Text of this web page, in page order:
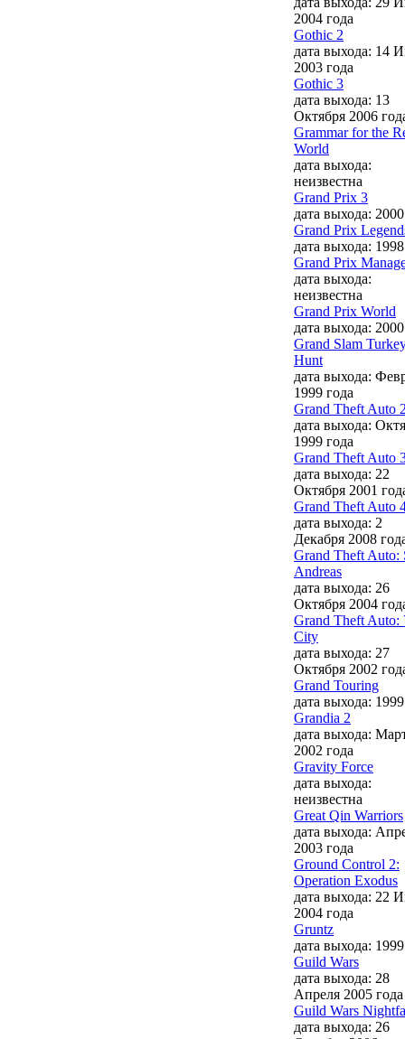
2004 года
Gothic 2
дата выхода: 14
2003 года
Gothic 3
дата выхода: 13
Октября 2006
Grammar for the
World
дата выхода:
неизвестна
Grand Prix 3
дата выхода:
Grand Prix
дата выхода:
Grand Prix
дата выхода:
неизвестна
Grand Prix World
дата выхода:
Grand Slam
Hunt
дата выхода:
1999 года
Grand Theft Auto
дата выхода:
1999 года
Grand Theft Auto
дата выхода: 22
Октября 2001
Grand Theft Auto
дата выхода: 2
Декабря 2008
Grand Theft Auto:
Andreas
дата выхода: 26
Октября 2004
Grand Theft Auto:
City
дата выхода: 27
Октября 2002
Grand Touring
дата выхода:
Grandia 2
дата выхода:
2002 года
Gravity Force
дата выхода:
неизвестна
Great Qin Warriors
дата выхода:
2003 года
Ground Control 2:
Operation Exodus
дата выхода: 22
2004 года
Gruntz
дата выхода:
Guild Wars
дата выхода: 28
Апреля 2005 года
Guild Wars
дата выхода: 26